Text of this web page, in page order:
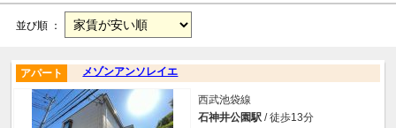
並び順 ：
メゾンアンソレイエ
アパート
西武池袋線
石神井公園駅 / 徒歩13分